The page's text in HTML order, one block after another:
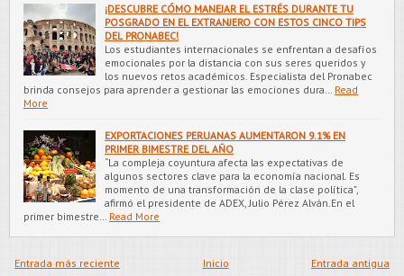
¡DESCUBRE CÓMO MANEJAR EL ESTRÉS DURANTE TU
POSGRADO EN EL EXTRANJERO CON ESTOS CINCO TIPS
DEL PRONABEC!
Los estudiantes internacionales se enfrentan a desafíos
emocionales por la distancia con sus seres queridos y
los nuevos retos académicos. Especialista del Pronabec
brinda consejos para aprender a gestionar las emociones dura…
Read
More
EXPORTACIONES PERUANAS AUMENTARON 9.1% EN
PRIMER BIMESTRE DEL AÑO
“La compleja coyuntura afecta las expectativas de
algunos sectores clave para la economía nacional. Es
momento de una transformación de la clase política”,
afirmó el presidente de ADEX, Julio Pérez Alván.En el
primer bimestre…
Read More
Entrada más reciente Entrada antigua
Inicio